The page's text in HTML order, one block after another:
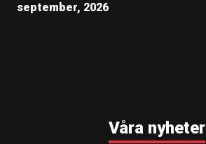
september, 2026
Våra nyheter